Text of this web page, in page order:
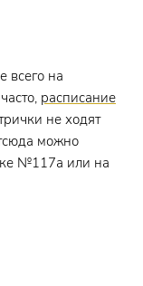
всего на
расписание
не ходят
можно
№117а или на